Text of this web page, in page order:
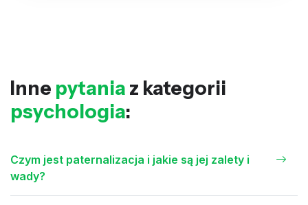
Inne pytania z kategorii
psychologia:
Czym jest paternalizacja i jakie są jej zalety i
wady?